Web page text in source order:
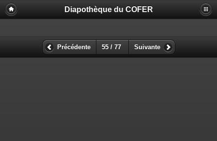
Diapothèque du COFER
Précédente 55 / 77 Suivante